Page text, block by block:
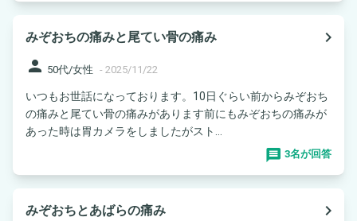
みぞおちの痛みと尾てい骨の痛み
navigate_next
person 50代/女性 - 2025/11/22
いつもお世話になっております。10日ぐらい前からみぞおち
の痛みと尾てい骨の痛みがあります前にもみぞおちの痛みが
あった時は胃カメラをしましたがスト...
3名が回答
みぞおちとあばらの痛み
navigate_next